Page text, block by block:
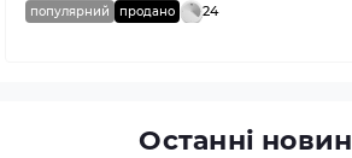
популярний продано 24
Останні